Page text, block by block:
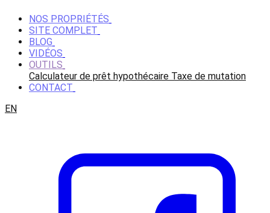
NOS PROPRIÉTÉS
SITE COMPLET
BLOG
VIDÉOS
OUTILS
Calculateur de prêt hypothécaire Taxe de mutation
CONTACT
EN